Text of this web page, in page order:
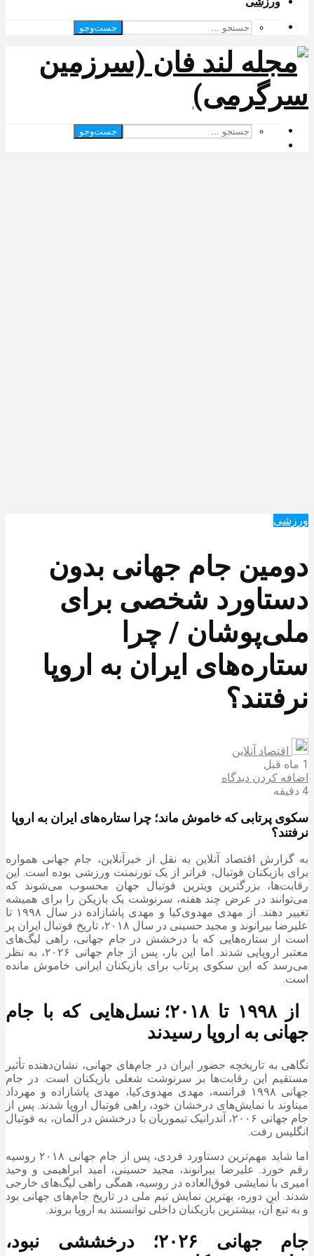
جست‌وجو
جست‌وجو
ورزشی
دومین جام جهانی بدون
دستاورد شخصی برای
ملی‌پوشان / چرا
ستاره‌های ایران به اروپا
نرفتند؟
اقتصاد آنلاین
1 ماه قبل
اضافه کردن دیدگاه
4 دقیقه
سکوی پرتابی که خاموش ماند؛ چرا ستاره‌های ایران به اروپا
نرفتند؟
به گزارش اقتصاد آنلاین به نقل از خبرآنلاین، جام جهانی همواره
برای بازیکنان فوتبال، فراتر از یک تورنمنت ورزشی بوده است. این
رقابت‌ها، بزرگترین ویترین فوتبال جهان محسوب می‌شوند که
می‌توانند در عرض چند هفته، سرنوشت یک بازیکن را برای همیشه
تغییر دهند. از مهدی مهدوی‌کیا و مهدی پاشازاده در سال ۱۹۹۸ تا
علیرضا بیرانوند و مجید حسینی در سال ۲۰۱۸، تاریخ فوتبال ایران پر
است از ستاره‌هایی که با درخشش در جام جهانی، راهی لیگ‌های
معتبر اروپایی شدند. اما این بار، پس از جام جهانی ۲۰۲۶، به نظر
می‌رسد که این سکوی پرتاب برای بازیکنان ایرانی خاموش مانده
است.
از ۱۹۹۸ تا ۲۰۱۸؛ نسل‌هایی که با جام
جهانی به اروپا رسیدند
نگاهی به تاریخچه حضور ایران در جام‌های جهانی، نشان‌دهنده تأثیر
مستقیم این رقابت‌ها بر سرنوشت شغلی بازیکنان است. در جام
جهانی ۱۹۹۸ فرانسه، مهدی مهدوی‌کیا، مهدی پاشازاده و مهرداد
میناوند با نمایش‌های درخشان خود، راهی فوتبال اروپا شدند. پس از
جام جهانی ۲۰۰۶، آندرانیک تیموریان با درخشش در آلمان، به فوتبال
انگلیس رفت.
اما شاید مهم‌ترین دستاورد فردی، پس از جام جهانی ۲۰۱۸ روسیه
رقم خورد. علیرضا بیرانوند، مجید حسینی، امید ابراهیمی و وحید
امیری با نمایشی فوق‌العاده در روسیه، همگی راهی لیگ‌های خارجی
شدند. این دوره، بهترین نمایش تیم ملی در تاریخ جام‌های جهانی بود
و به تبع آن، بیشترین بازیکنان داخلی توانستند به اروپا بروند.
جام جهانی ۲۰۲۶؛ درخششی نبود،